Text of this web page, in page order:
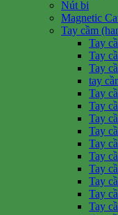
Nút bi
Magnetic
Tay cầm
Tay
Tay
Tay
tay
Tay
Tay
Tay
Tay
Tay
Tay
Tay
Tay
Tay
Tay